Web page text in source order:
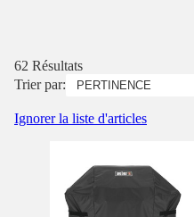
62 Résultats
Trier par:
Ignorer la liste d'articles